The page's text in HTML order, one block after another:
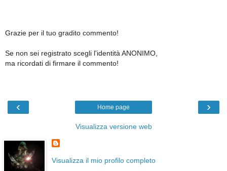
Grazie per il tuo gradito commento!
Se non sei registrato scegli l'identità ANONIMO,
ma ricordati di firmare il commento!
‹ ›
Home page
Visualizza versione web
Visualizza il mio profilo completo